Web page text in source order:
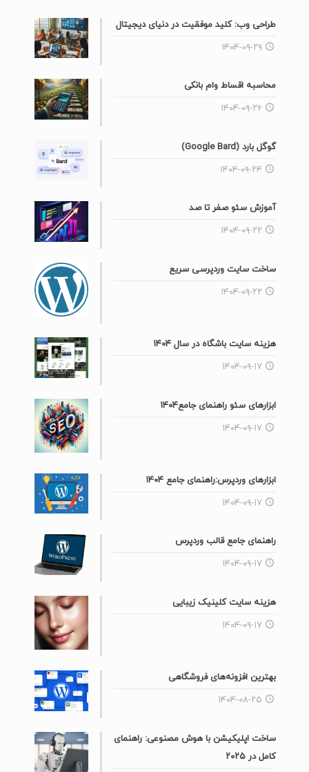
طراحی وب: کلید موفقیت در دنیای دیجیتال
۱۴۰۴-۰۹-۲۹
محاسبه اقساط وام بانکی
۱۴۰۴-۰۹-۲۶
گوگل بارد (Google Bard)
۱۴۰۴-۰۹-۲۴
آموزش سئو صفر تا صد
۱۴۰۴-۰۹-۲۲
ساخت سایت وردپرسی سریع
۱۴۰۴-۰۹-۲۲
هزینه سایت باشگاه در سال ۱۴۰۴
۱۴۰۴-۰۹-۱۷
ابزارهای سئو راهنمای جامع۱۴۰۴
۱۴۰۴-۰۹-۱۷
ابزارهای وردپرس:راهنمای جامع ۱۴۰۴
۱۴۰۴-۰۹-۱۷
راهنمای جامع قالب وردپرس
۱۴۰۴-۰۹-۱۷
هزینه سایت کلینیک زیبایی
۱۴۰۴-۰۹-۱۷
بهترین افزونه‌های فروشگاهی
۱۴۰۴-۰۸-۲۵
ساخت اپلیکیشن با هوش مصنوعی: راهنمای
کامل در ۲۰۲۵